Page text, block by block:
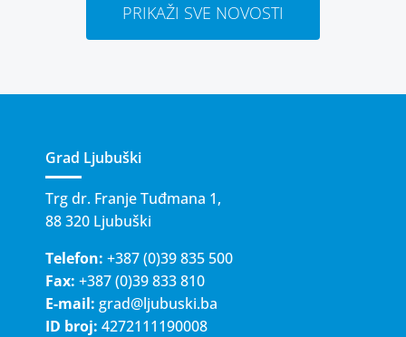
PRIKAŽI SVE NOVOSTI
Grad Ljubuški
Trg dr. Franje Tuđmana 1,
88 320 Ljubuški
Telefon: +387 (0)39 835 500
Fax: +387 (0)39 833 810
E-mail: grad@ljubuski.ba
ID broj: 4272111190008